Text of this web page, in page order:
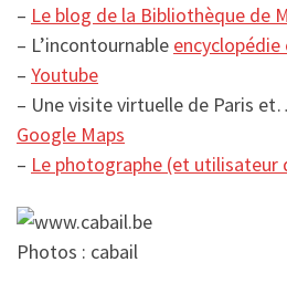
– Le blog de la Bibliothèque de
– L’incontournable encyclopédie
– Youtube
– Une visite virtuelle de Paris
Google Maps
– Le photographe (et utilisateur
Photos : cabail